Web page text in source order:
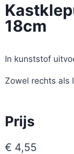
18cm
In kunststof
Zowel rechts als
Prijs
€ 4,55